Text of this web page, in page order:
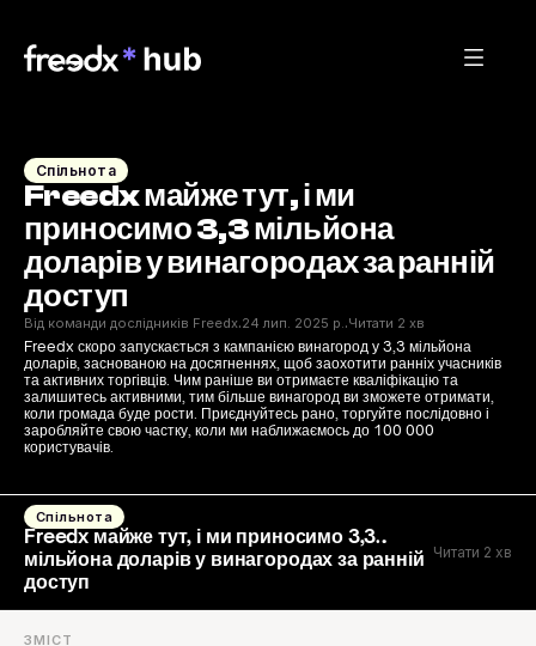
Спільнота
Freedx майже тут, і ми
приносимо 3,3 мільйона
доларів у винагородах за ранній
доступ
Від команди дослідників Freedx·24 лип. 2025 р.·Читати 2 хв
Freedx скоро запускається з кампанією винагород у 3,3 мільйона
доларів, заснованою на досягненнях, щоб заохотити ранніх учасників
та активних торгівців. Чим раніше ви отримаєте кваліфікацію та
залишитесь активними, тим більше винагород ви зможете отримати,
коли громада буде рости. Приєднуйтесь рано, торгуйте послідовно і
заробляйте свою частку, коли ми наближаємось до 100 000
користувачів.
Спільнота
Freedx майже тут, і ми приносимо 3,3
мільйона доларів у винагородах за ранній
доступ
Читати 2 хв
ЗМІСТ